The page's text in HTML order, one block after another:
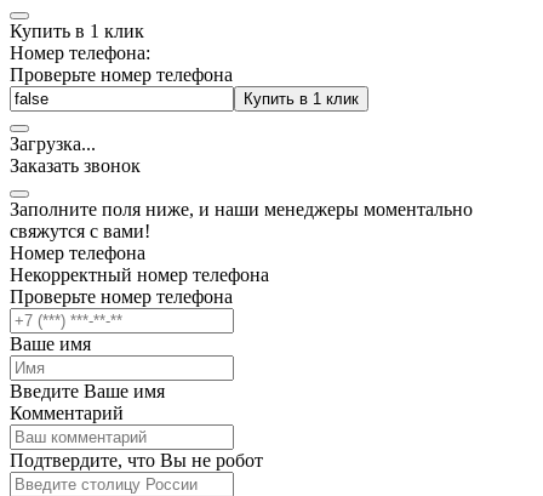
Купить в 1 клик
Номер телефона:
Проверьте номер телефона
Купить в 1 клик
Загрузка...
Заказать звонок
Заполните поля ниже, и наши менеджеры моментально
свяжутся с вами!
Номер телефона
Некорректный номер телефона
Проверьте номер телефона
Ваше имя
Введите Ваше имя
Комментарий
Подтвердите, что Вы не робот